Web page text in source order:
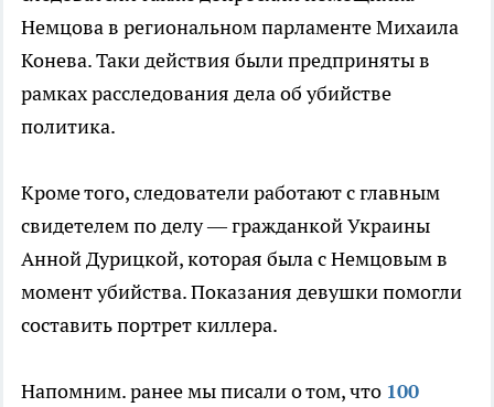
Немцова в региональном парламенте Михаила
Конева. Таки действия были предприняты в
рамках расследования дела об убийстве
политика.
Кроме того, следователи работают с главным
свидетелем по делу — гражданкой Украины
Анной Дурицкой, которая была с Немцовым в
момент убийства. Показания девушки помогли
составить портрет киллера.
Напомним. ранее мы писали о том, что 100